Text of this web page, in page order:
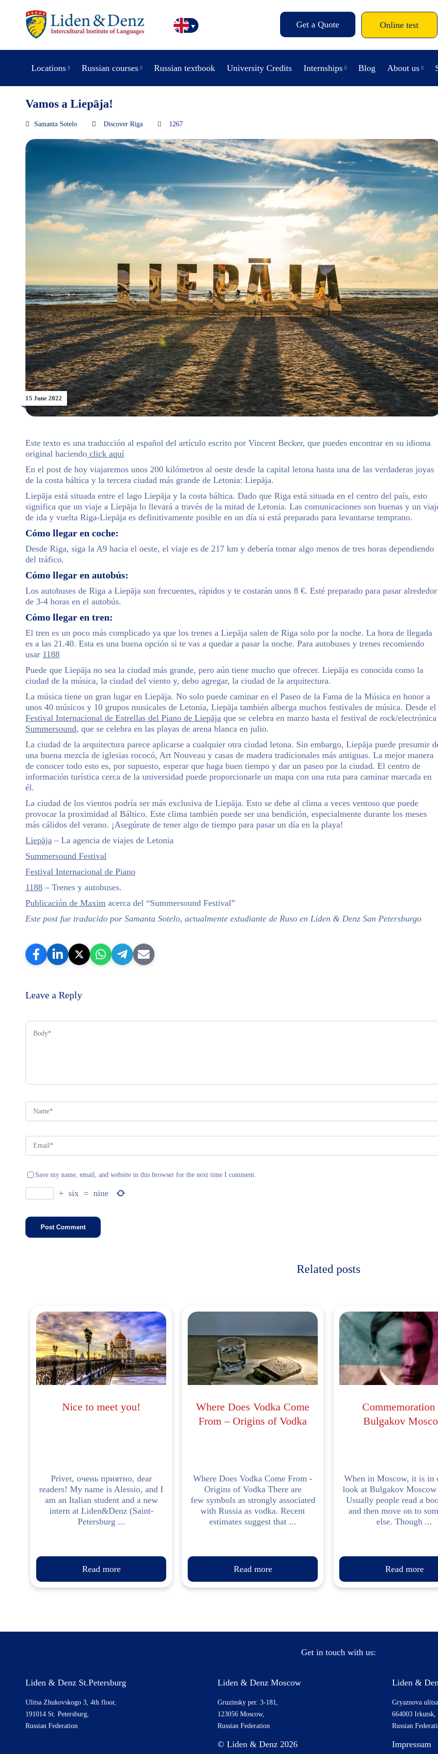
Get a Quote Online test
Locations Russian courses Russian textbook University Credits Internships Blog About us
Vamos a Liepāja!
Samanta Sotelo Discover Riga 1267
15 June 2022
Este texto es una traducción al español del artículo escrito por Vincent Becker, que puedes encontrar en su idioma
original haciendo click aquí
En el post de hoy viajaremos unos 200 kilómetros al oeste desde la capital letona hasta una de las verdaderas joyas
de la costa báltica y la tercera ciudad más grande de Letonia: Liepāja.
Liepāja está situada entre el lago Liepāja y la costa báltica. Dado que Riga está situada en el centro del país, esto
significa que un viaje a Liepāja lo llevará a través de la mitad de Letonia. Las comunicaciones son buenas y un
de ida y vuelta Riga-Liepāja es definitivamente posible en un día si está preparado para levantarse temprano.
Cómo llegar en coche:
Desde Riga, siga la A9 hacia el oeste, el viaje es de 217 km y debería tomar algo menos de tres horas dependiendo
del tráfico.
Cómo llegar en autobús:
Los autobuses de Riga a Liepāja son frecuentes, rápidos y te costarán unos 8 €. Esté preparado para pasar alrededor
de 3-4 horas en el autobús.
Cómo llegar en tren:
El tren es un poco más complicado ya que los trenes a Liepāja salen de Riga solo por la noche. La hora de llegada
es a las 21.40. Esta es una buena opción si te vas a quedar a pasar la noche. Para autobuses y trenes recomiendo
usar 1188
Puede que Liepāja no sea la ciudad más grande, pero aún tiene mucho que ofrecer. Liepāja es conocida como la
ciudad de la música, la ciudad del viento y, debo agregar, la ciudad de la arquitectura.
La música tiene un gran lugar en Liepāja. No solo puede caminar en el Paseo de la Fama de la Música en honor a
unos 40 músicos y 10 grupos musicales de Letonia, Liepāja también alberga muchos festivales de música. Desde el
Festival Internacional de Estrellas del Piano de Liepāja que se celebra en marzo hasta el festival de rock/electrónica
Summersound, que se celebra en las playas de arena blanca en julio.
La ciudad de la arquitectura parece aplicarse a cualquier otra ciudad letona. Sin embargo, Liepāja puede presumir
una buena mezcla de iglesias rococó, Art Nouveau y casas de madera tradicionales más antiguas. La mejor manera
de conocer todo esto es, por supuesto, esperar que haga buen tiempo y dar un paseo por la ciudad. El centro de
información turística cerca de la universidad puede proporcionarle un mapa con una ruta para caminar marcada en
él.
La ciudad de los vientos podría ser más exclusiva de Liepāja. Esto se debe al clima a veces ventoso que puede
provocar la proximidad al Báltico. Este clima también puede ser una bendición, especialmente durante los meses
más cálidos del verano. ¡Asegúrate de tener algo de tiempo para pasar un día en la playa!
Liepāja – La agencia de viajes de Letonia
Summersound Festival
Festival Internacional de Piano
1188 – Trenes y autobuses.
Publicación de Maxim acerca del “Summersound Festival”
Este post fue traducido por Samanta Sotelo, actualmente estudiante de Ruso en Liden & Denz San Petersburgo
Leave a Reply
Save my name, email, and website in this browser for the next time I comment.
+ six = nine
Related posts
Nice to meet you!
Privet, очень приятнo, dear
readers! My name is Alessio, and I
am an Italian student and a new
intern at Liden&Denz (Saint-
Petersburg ...
Read more
Where Does Vodka Come
From – Origins of Vodka
Where Does Vodka Come From -
Origins of Vodka There are
few symbols as strongly associated
with Russia as vodka. Recent
estimates suggest that ...
Read more
Commemoration
Bulgakov
When in Moscow, it is in
look at Bulgakov
Usually people read a
and then move on to
else. Though ...
Read more
Get in touch with us:
Liden & Denz St.Petersburg
Ulitsa Zhukovskogo 3, 4th floor,
191014 St. Petersburg,
Russian Federation
Liden & Denz Moscow
Gruzinsky per. 3-181,
123056 Moscow,
Russian Federation
© Liden & Denz 2026
Liden &
Gryaznova
664003 Irkutsk,
Russian
Impressum